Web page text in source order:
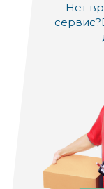
Нет
сервис?